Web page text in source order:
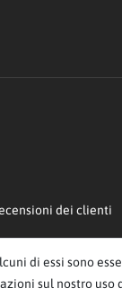
dei clienti
di essi sono
sul nostro